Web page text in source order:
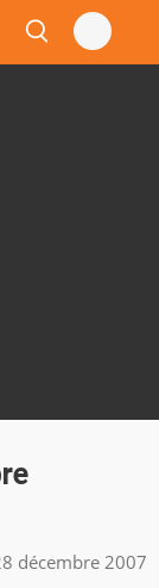
décembre 2007